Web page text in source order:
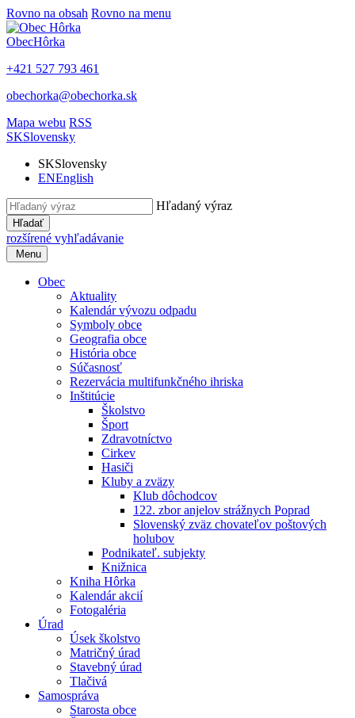
Rovno na obsah Rovno na menu
ObecHôrka
+421 527 793 461
obechorka@obechorka.sk
Mapa webu RSS
SKSlovensky
SKSlovensky
ENEnglish
Hľadaný výraz
Hľadať
rozšírené vyhľadávanie
Menu
Obec
Aktuality
Kalendár vývozu odpadu
Symboly obce
Geografia obce
História obce
Súčasnosť
Rezervácia multifunkčného ihriska
Inštitúcie
Školstvo
Šport
Zdravotníctvo
Cirkev
Hasiči
Kluby a zväzy
Klub dôchodcov
122. zbor anjelov strážnych Poprad
Slovenský zväz chovateľov poštových
holubov
Podnikateľ. subjekty
Knižnica
Kniha Hôrka
Kalendár akcií
Fotogaléria
Úrad
Úsek školstvo
Matričný úrad
Stavebný úrad
Tlačivá
Samospráva
Starosta obce